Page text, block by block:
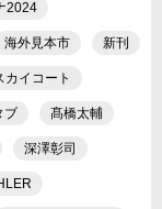
2024
海外見本市 新刊
カイコート
ブ 髙橋太輔
深澤彰司